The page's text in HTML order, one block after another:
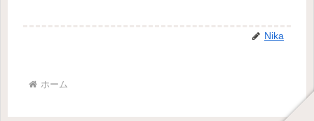
Nika
ホーム